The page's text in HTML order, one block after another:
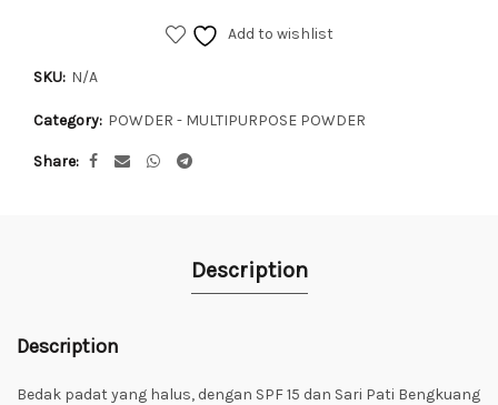
Add to wishlist
SKU: N/A
Category: POWDER - MULTIPURPOSE POWDER
Share
Description
Description
Bedak padat yang halus, dengan SPF 15 dan Sari Pati Bengkuang